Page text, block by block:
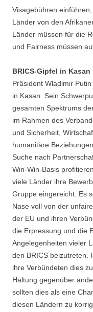
Visagebühren
Länder von den
Länder müssen für die
und Fairness müssen
BRICS-Gipfel in Kasan
Präsident Wladimir
in Kasan. Sein
gesamten Spektrums
im Rahmen des
und Sicherheit,
humanitäre
Suche nach
Win-Win-Basis
viele Länder ihre
Gruppe eingereicht. Es
Nase voll von der
der EU und ihren
die Erpressung und die
Angelegenheiten vieler
den BRICS beizutreten.
ihre Verbündeten dies
Haltung gegenüber
sollten dies als eine
diesen Ländern zu